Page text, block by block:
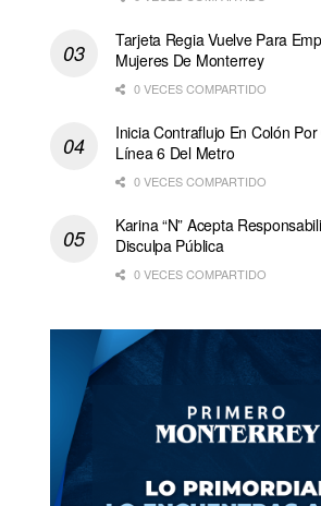
Tarjeta Regia Vuelve Para
Mujeres De Monterrey
0 VECES COMPARTIDO
Inicia Contraflujo En Colón
Línea 6 Del Metro
0 VECES COMPARTIDO
Karina “N” Acepta
Disculpa Pública
0 VECES COMPARTIDO